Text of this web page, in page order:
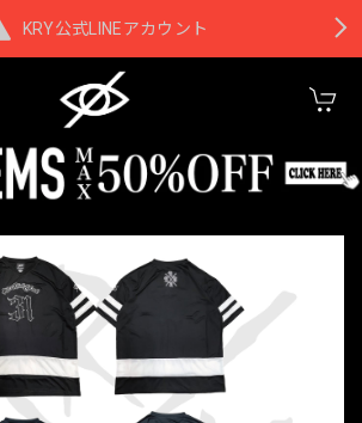
KRY公式LINEアカウント